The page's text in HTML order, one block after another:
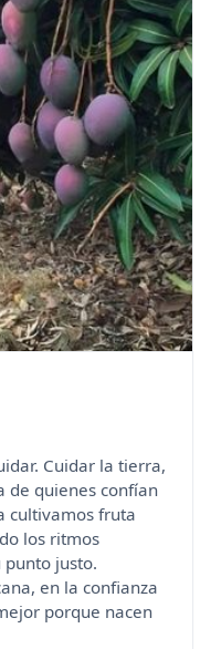
Cuidar la tierra,
de quienes confían
cultivamos fruta
los ritmos
punto justo.
en la confianza
porque nacen